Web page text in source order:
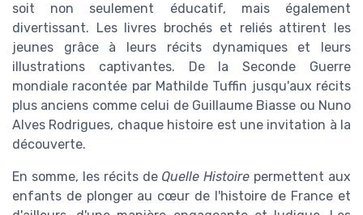
soit non seulement éducatif, mais également
divertissant. Les livres brochés et reliés attirent les
jeunes grâce à leurs récits dynamiques et leurs
illustrations captivantes. De la Seconde Guerre
mondiale racontée par Mathilde Tuffin jusqu'aux récits
plus anciens comme celui de Guillaume Biasse ou Nuno
Alves Rodrigues, chaque histoire est une invitation à la
découverte.
En somme, les récits de Quelle Histoire permettent aux
enfants de plonger au cœur de l'histoire de France et